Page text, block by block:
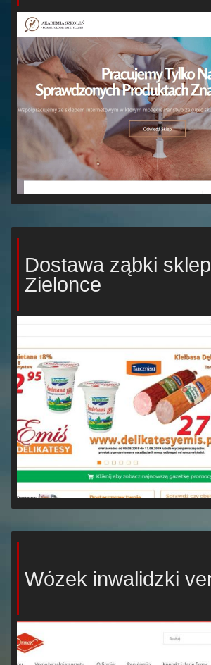
Dostawa ząbki
Zielonce
Wózek inwalidzki